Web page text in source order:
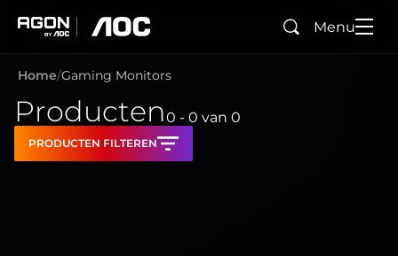
Zoeken
Menu
Home Gaming Monitors
Producten0 - 0 van 0
PRODUCTEN FILTEREN